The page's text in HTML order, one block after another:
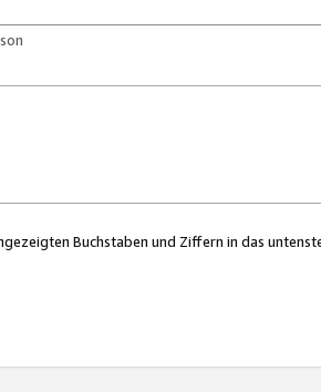
Buchstaben und Ziffern in das